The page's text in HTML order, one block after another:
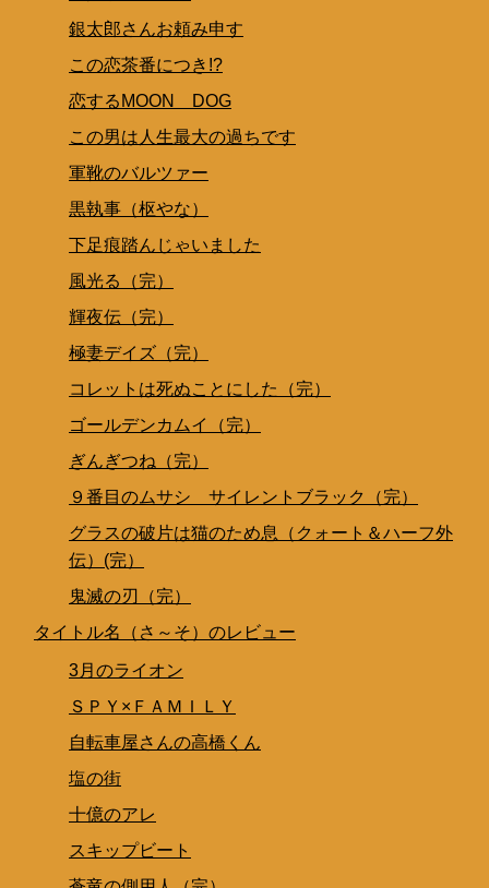
銀太郎さんお頼み申す
この恋茶番につき!?
恋するMOON DOG
この男は人生最大の過ちです
軍靴のバルツァー
黒執事（枢やな）
下足痕踏んじゃいました
風光る（完）
輝夜伝（完）
極妻デイズ（完）
コレットは死ぬことにした（完）
ゴールデンカムイ（完）
ぎんぎつね（完）
９番目のムサシ サイレントブラック（完）
グラスの破片は猫のため息（クォート＆ハーフ外
伝）(完）
鬼滅の刃（完）
タイトル名（さ～そ）のレビュー
3月のライオン
ＳＰＹ×ＦＡＭＩＬＹ
自転車屋さんの高橋くん
塩の街
十億のアレ
スキップビート